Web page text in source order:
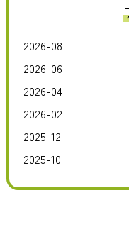
2026-08
2026-06
2026-04
2026-02
2025-12
2025-10